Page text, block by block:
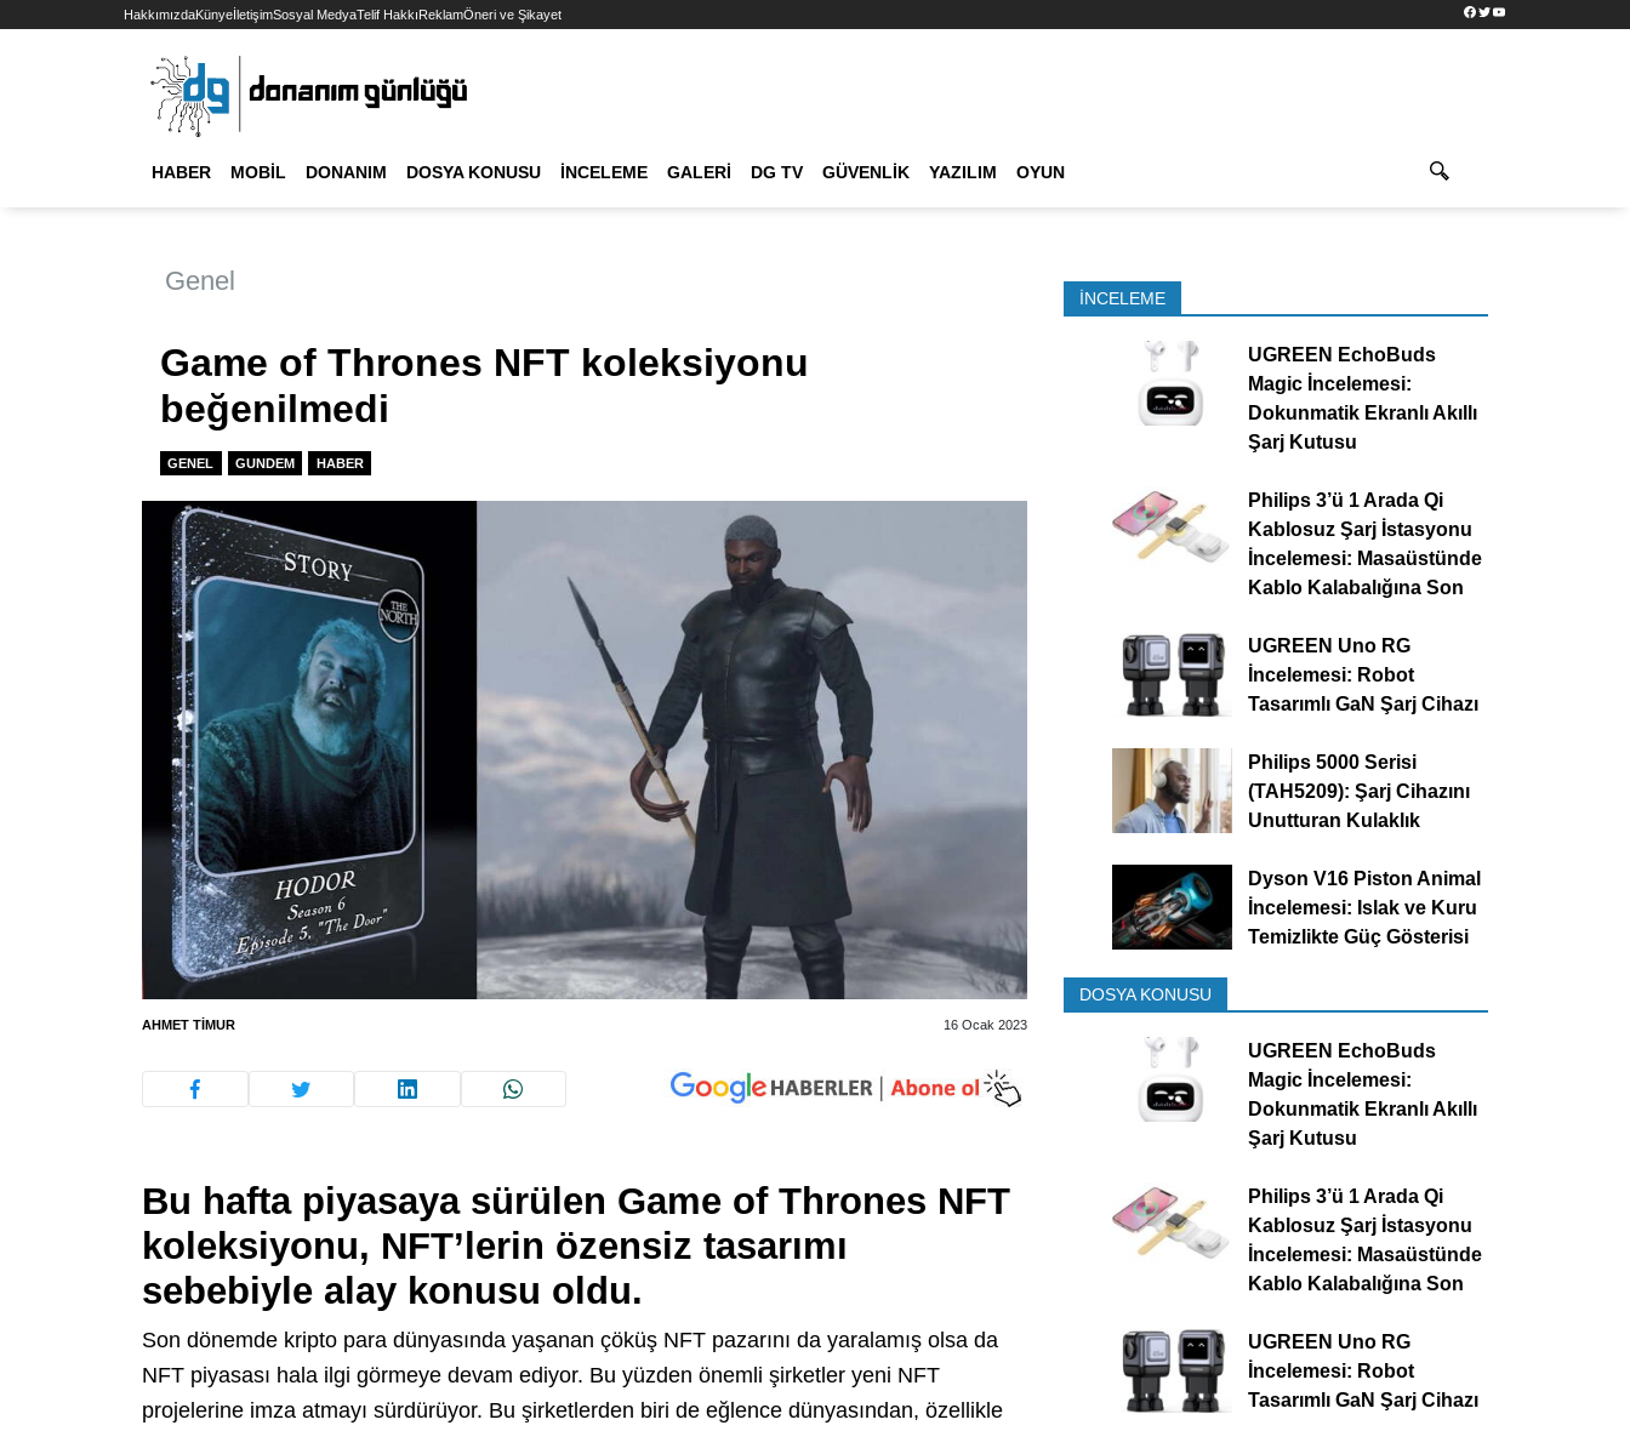
HakkımızdaKünyeİletişimSosyal MedyaTelif HakkıReklamÖneri ve Şikayet Facebook
TwitterYouTube
HABER MOBIL DONANIM DOSYA KONUSU İNCELEME GALERI DG TV GÜVENLIK YAZILIM OYUN
Genel
Game of Thrones NFT koleksiyonu
beğenilmedi
GENEL GUNDEM HABER
AHMET TIMUR 16 Ocak 2023
Bu hafta piyasaya sürülen Game of Thrones NFT
koleksiyonu, NFT’lerin özensiz tasarımı
sebebiyle alay konusu oldu.
Son dönemde kripto para dünyasında yaşanan çöküş NFT pazarını da yaralamış olsa da
NFT piyasası hala ilgi görmeye devam ediyor. Bu yüzden önemli şirketler yeni NFT
projelerine imza atmayı sürdürüyor. Bu şirketlerden biri de eğlence dünyasından, özellikle
İNCELEME
UGREEN EchoBuds
Magic İncelemesi:
Dokunmatik Ekranlı Akıllı
Şarj Kutusu
Philips 3’ü 1 Arada Qi
Kablosuz Şarj İstasyonu
İncelemesi: Masaüstünde
Kablo Kalabalığına Son
UGREEN Uno RG
İncelemesi: Robot
Tasarımlı GaN Şarj Cihazı
Philips 5000 Serisi
(TAH5209): Şarj Cihazını
Unutturan Kulaklık
Dyson V16 Piston Animal
İncelemesi: Islak ve Kuru
Temizlikte Güç Gösterisi
DOSYA KONUSU
UGREEN EchoBuds
Magic İncelemesi:
Dokunmatik Ekranlı Akıllı
Şarj Kutusu
Philips 3’ü 1 Arada Qi
Kablosuz Şarj İstasyonu
İncelemesi: Masaüstünde
Kablo Kalabalığına Son
UGREEN Uno RG
İncelemesi: Robot
Tasarımlı GaN Şarj Cihazı